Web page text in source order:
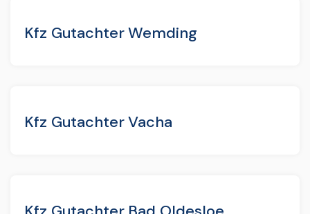
Kfz Gutachter Wemding
Kfz Gutachter Vacha